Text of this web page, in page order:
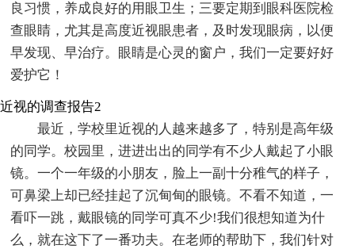
良习惯，养成良好的用眼卫生；三要定期到眼科医院检
查眼睛，尤其是高度近视眼患者，及时发现眼病，以便
早发现、早治疗。眼睛是心灵的窗户，我们一定要好好
爱护它！
近视的调查报告2
最近，学校里近视的人越来越多了，特别是高年级
的同学。校园里，进进出出的同学有不少人戴起了小眼
镜。一个一年级的小朋友，脸上一副十分稚气的样子，
可鼻梁上却已经挂起了沉甸甸的眼镜。不看不知道，一
看吓一跳，戴眼镜的同学可真不少!我们很想知道为什
么，就在这下了一番功夫。在老师的帮助下，我们针对